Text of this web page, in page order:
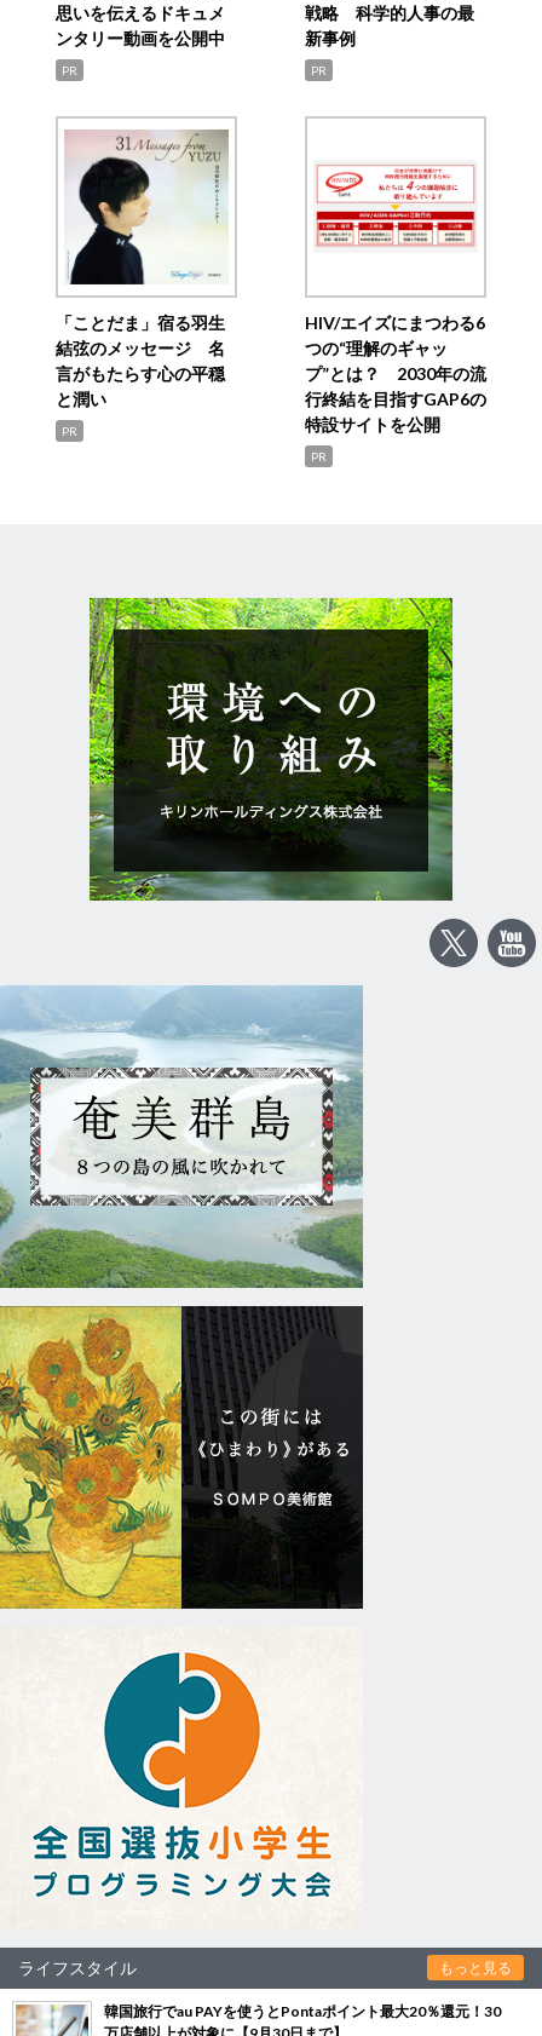
思いを伝えるドキュメ
ンタリー動画を公開中
PR
戦略 科学的人事の最
新事例
PR
「ことだま」宿る羽生
結弦のメッセージ 名
言がもたらす心の平穏
と潤い
PR
HIV/エイズにまつわる6
つの“理解のギャッ
プ”とは？ 2030年の流
行終結を目指すGAP6の
特設サイトを公開
PR
ライフスタイル もっと見る
韓国旅行でau PAYを使うとPontaポイント最大20％還元！30